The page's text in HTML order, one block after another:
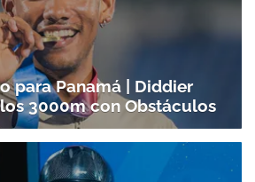
para Panamá | Diddier
3000m con Obstáculos